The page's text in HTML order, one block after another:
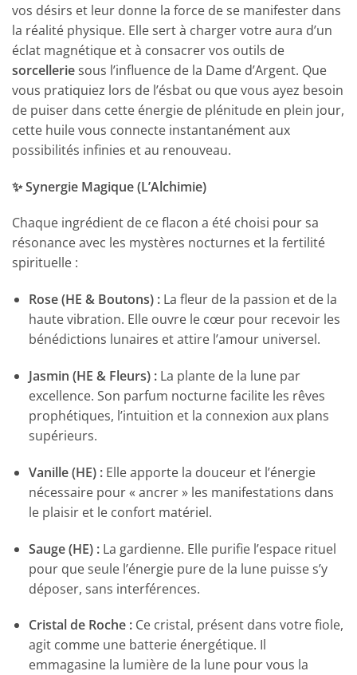
vos désirs et leur donne la force de se manifester dans
la réalité physique. Elle sert à charger votre aura d’un
éclat magnétique et à consacrer vos outils de
sorcelleriesous l’influence de la Dame d’Argent. Que
vous pratiquiez lors de l’ésbat ou que vous ayez besoin
de puiser dans cette énergie de plénitude en plein jour,
cette huile vous connecte instantanément aux
possibilités infinies et au renouveau.
✨ Synergie Magique (L’Alchimie)
Chaque ingrédient de ce flacon a été choisi pour sa
résonance avec les mystères nocturnes et la fertilité
spirituelle :
Rose (HE & Boutons) :La fleur de la passion et de la
haute vibration. Elle ouvre le cœur pour recevoir les
bénédictions lunaires et attire l’amour universel.
Jasmin (HE & Fleurs) :La plante de la lune par
excellence. Son parfum nocturne facilite les rêves
prophétiques, l’intuition et la connexion aux plans
supérieurs.
Vanille (HE) :Elle apporte la douceur et l’énergie
nécessaire pour « ancrer » les manifestations dans
le plaisir et le confort matériel.
Sauge (HE) :La gardienne. Elle purifie l’espace rituel
pour que seule l’énergie pure de la lune puisse s’y
déposer, sans interférences.
Cristal de Roche :Ce cristal, présent dans votre fiole,
agit comme une batterie énergétique. Il
emmagasine la lumière de la lune pour vous la